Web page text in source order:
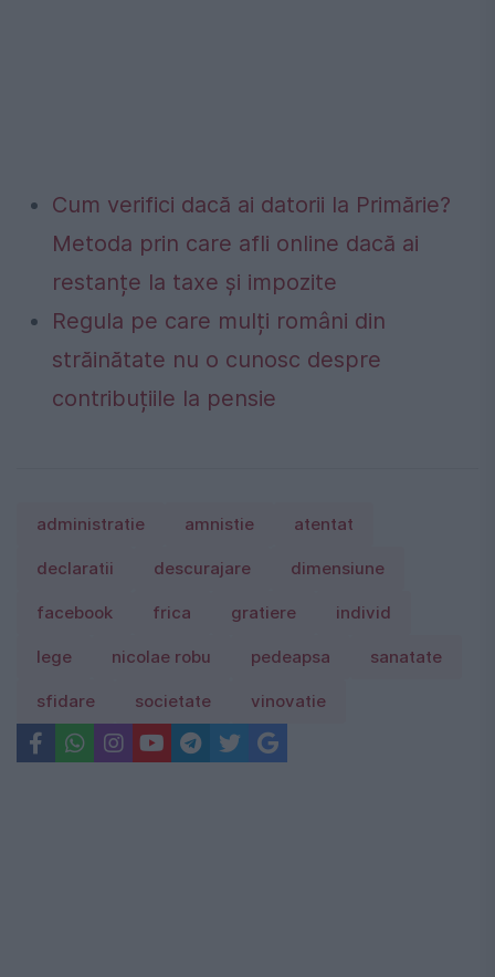
Cum verifici dacă ai datorii la Primărie?
Metoda prin care afli online dacă ai
restanțe la taxe și impozite
Regula pe care mulți români din
străinătate nu o cunosc despre
contribuțiile la pensie
administratie amnistie atentat
declaratii descurajare dimensiune
facebook frica gratiere individ
lege nicolae robu pedeapsa sanatate
sfidare societate vinovatie